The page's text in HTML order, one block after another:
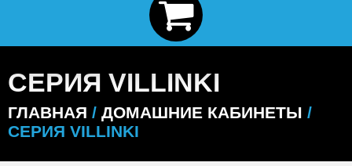
СЕРИЯ VILLINKI
ГЛАВНАЯ / ДОМАШНИЕ КАБИНЕТЫ /
СЕРИЯ VILLINKI